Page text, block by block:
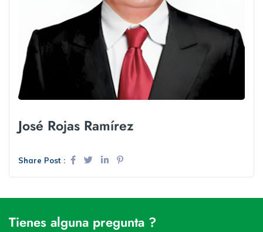
José Rojas Ramírez
Share Post :
Tienes alguna pregunta ?